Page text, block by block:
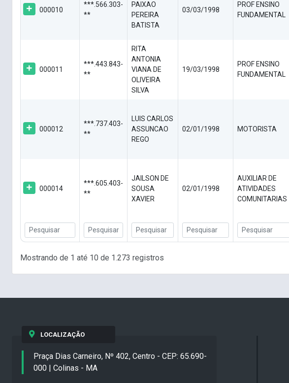
000010
***.566.303-
**
PAIXAO
PEREIRA
BATISTA
03/03/1998
PROF ENSINO
FUNDAMENTAL
000011
***.443.843-
**
RITA
ANTONIA
VIANA DE
OLIVEIRA
SILVA
19/03/1998
PROF ENSINO
FUNDAMENTAL
000012
***.737.403-
**
LUIS CARLOS
ASSUNCAO
REGO
02/01/1998 MOTORISTA
000014
***.605.403-
**
JAILSON DE
SOUSA
XAVIER
02/01/1998
AUXILIAR DE
ATIVIDADES
COMUNITARIAS
Mostrando de 1 até 10 de 1.273 registros
LOCALIZAÇÃO
Praça Dias Carneiro, Nº 402, Centro - CEP: 65.690-
000 | Colinas - MA